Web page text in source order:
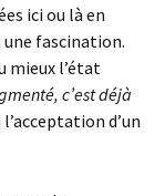
ici ou là en
une fascination.
mieux l’état
c’est déjà
d’un